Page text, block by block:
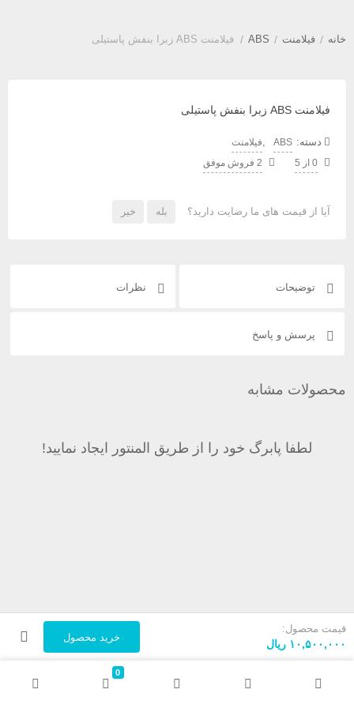
خانه / فیلامنت /
ABS
/ فیلامنت ABS زبرا بنفش پاستیلی
فیلامنت ABS زبرا بنفش پاستیلی
دسته: ABS
,فیلامنت
0 از 5
2 فروش موفق
آیا از قیمت های ما رضایت دارید؟ بله خیر
توضیحات نظرات
پرسش و پاسخ
محصولات مشابه
قیمت محصول:
ریال ۱۰,۵۰۰,۰۰۰
خرید محصول
لطفا پابرگ خود را از طریق المنتور ایجاد نمایید!
0